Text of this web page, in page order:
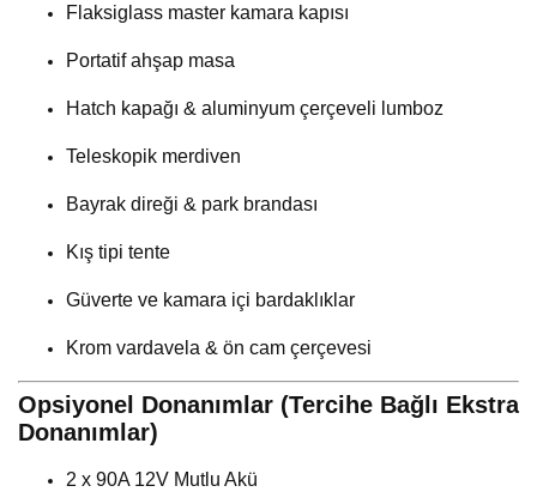
Flaksiglass master kamara kapısı
Portatif ahşap masa
Hatch kapağı & aluminyum çerçeveli lumboz
Teleskopik merdiven
Bayrak direği & park brandası
Kış tipi tente
Güverte ve kamara içi bardaklıklar
Krom vardavela & ön cam çerçevesi
Opsiyonel Donanımlar (Tercihe Bağlı Ekstra
Donanımlar)
2 x 90A 12V Mutlu Akü